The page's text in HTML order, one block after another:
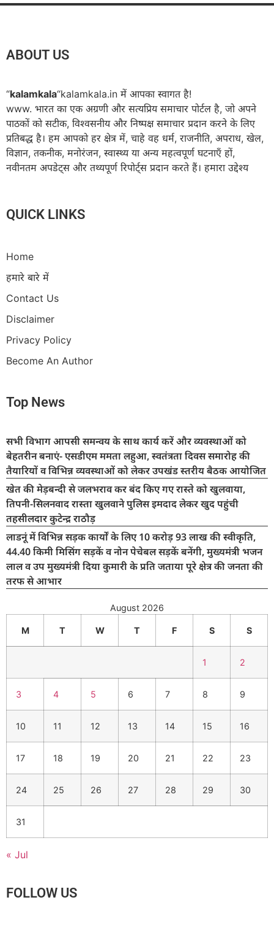
ABOUT US
“kalamkala“kalamkala.in में आपका स्वागत है!
www. भारत का एक अग्रणी और सत्यप्रिय समाचार पोर्टल है, जो अपने
पाठकों को सटीक, विश्वसनीय और निष्पक्ष समाचार प्रदान करने के लिए
प्रतिबद्ध है। हम आपको हर क्षेत्र में, चाहे वह धर्म, राजनीति, अपराध, खेल,
विज्ञान, तकनीक, मनोरंजन, स्वास्थ्य या अन्य महत्वपूर्ण घटनाएँ हों,
नवीनतम अपडेट्स और तथ्यपूर्ण रिपोर्ट्स प्रदान करते हैं। हमारा उद्देश्य
QUICK LINKS
Home
हमारे बारे में
Contact Us
Disclaimer
Privacy Policy
Become An Author
Top News
सभी विभाग आपसी समन्वय के साथ कार्य करें और व्यवस्थाओं को
बेहतरीन बनाएं- एसडीएम ममता लहुआ, स्वतंत्रता दिवस समारोह की
तैयारियों व विभिन्न व्यवस्थाओं को लेकर उपखंड स्तरीय बैठक आयोजित
खेत की मेड़बन्दी से जलभराव कर बंद किए गए रास्ते को खुलवाया,
तिपनी-सिलनवाद रास्ता खुलवाने पुलिस इमदाद लेकर खुद पहुंची
तहसीलदार कुटेन्द्र राठौड़
लाडनूं में विभिन्न सड़क कार्यों के लिए 10 करोड़ 93 लाख की स्वीकृति,
44.40 किमी मिसिंग सड़कें व नोन पेचेबल सड़कें बनेंगी, मुख्यमंत्री भजन
लाल व उप मुख्यमंत्री दिया कुमारी के प्रति जताया पूरे क्षेत्र की जनता की
तरफ से आभार
August 2026
M T W T F S S
1 2
3 4 5 6 7 8 9
10 11 12 13 14 15 16
17 18 19 20 21 22 23
24 25 26 27 28 29 30
31
« Jul
FOLLOW US